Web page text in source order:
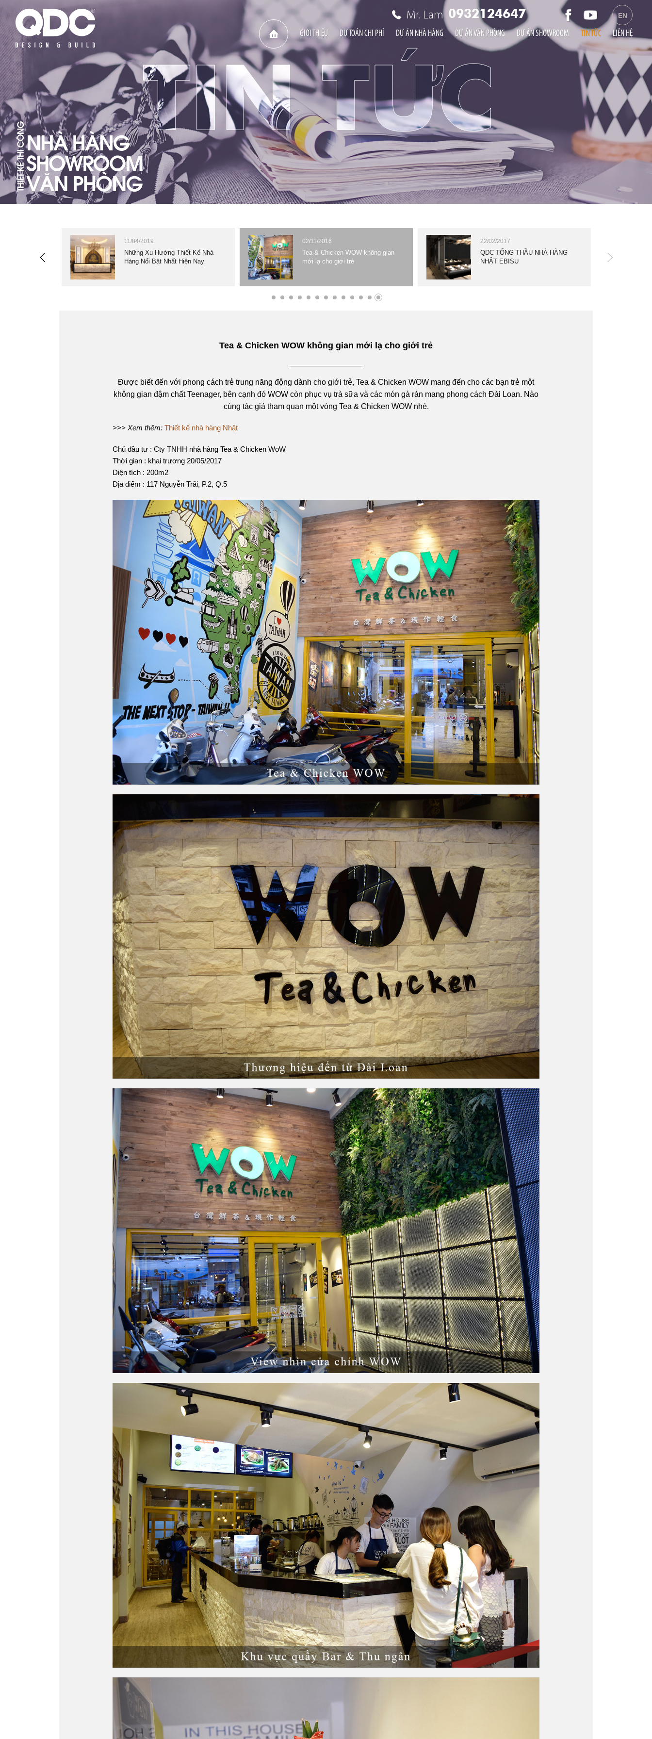
Mr. Lam 0932124647 EN
GIỚI THIỆU DỰ TOÁN CHI PHÍ DỰ ÁN NHÀ HÀNG DỰ ÁN VĂN PHÒNG DỰ ÁN SHOWROOM TIN TỨC LIÊN HỆ
QDC Design &
11/04/2019
Những Xu Hướng Thiết Kế Nhà
Hàng Nổi Bật Nhất Hiện Nay
02/11/2016
Tea & Chicken WOW không gian
mới lạ cho giới trẻ
22/02/2017
QDC TỔNG THẦU NHÀ HÀNG
NHẬT EBISU
Tea & Chicken WOW không gian mới lạ cho giới trẻ
Được biết đến với phong cách trẻ trung năng động dành cho giới trẻ, Tea & Chicken WOW mang đến cho các bạn trẻ một
không gian đậm chất Teenager, bên cạnh đó WOW còn phục vụ trà sữa và các món gà rán mang phong cách Đài Loan. Nào
cùng tác giả tham quan một vòng Tea & Chicken WOW nhé.
>>> Xem thêm: Thiết kế nhà hàng Nhật
Chủ đầu tư : Cty TNHH nhà hàng Tea & Chicken WoW
Thời gian : khai trương 20/05/2017
Diện tích : 200m2
Địa điểm : 117 Nguyễn Trãi, P.2, Q.5